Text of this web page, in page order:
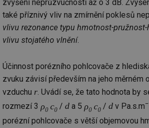
zvýšení neprůzvučnosti až o 3 dB.
také příznivý vliv na zmírnění poklesů
vlivu rezonance typu hmotnost-
vlivu stojatého vlnění.
Účinnost porézního pohlcovače z
zvuku závisí především na jeho měrném
vzduchu r. Uvádí se, že tato hodnota by
rozmezí 3 ρ0 c0 / d a 5 ρ0 c0 / d v Pa.s.m
porézní pohlcovače s větší objemovou